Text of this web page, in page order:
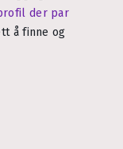
der par
å finne og